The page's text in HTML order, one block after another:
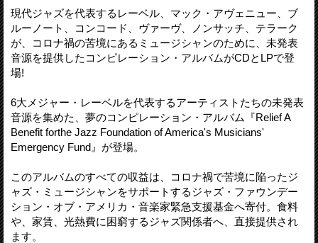
現代ジャズを代表するレーベル、マック・アヴェニュー、ブ
ルーノート、コンコード、ヴァーヴ、ノンサッチ、テラーク
が、コロナ禍の苦境にあるミュージシャンのために、未発表
音源を提供したコンピレーション・アルバムがCDとLPで登
場!
6大メジャー・レーベルを代表するアーティストたちの未発表
音源を集めた、夢のコンピレーション・アルバム『Relief A
Benefit forthe Jazz Foundation of America's Musicians'
Emergency Fund』が登場。
このアルバムのすべての収益は、コロナ禍で苦境に陥ったジ
ャズ・ミュージシャンをサポートするジャズ・ファウンデー
ション・オブ・アメリカ・音楽家緊急支援基金へ寄付。食料
や、家賃、光熱費に困窮するジャズ関係者へ、直接提供され
ます。